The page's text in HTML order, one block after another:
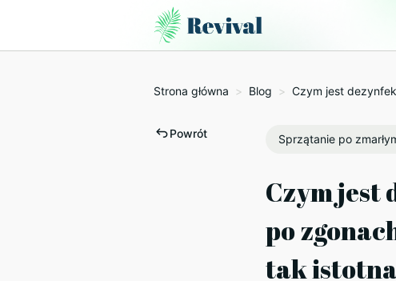
Strona główna > Blog > Czym jest
Powrót Sprzątanie po
Czym jest
po
tak